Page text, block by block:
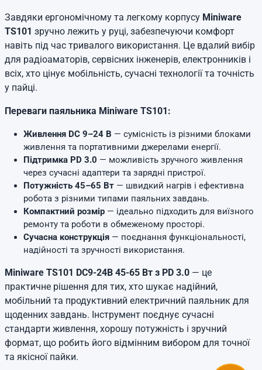
Завдяки ергономічному та легкому корпусу Miniware
TS101 зручно лежить у руці, забезпечуючи комфорт
навіть під час тривалого використання. Це вдалий вибір
для радіоаматорів, сервісних інженерів, електронників і
всіх, хто цінує мобільність, сучасні технології та точність
у пайці.
Переваги паяльника Miniware TS101:
Живлення DC 9–24 В — сумісність із різними блоками
живлення та портативними джерелами енергії.
Підтримка PD 3.0 — можливість зручного живлення
через сучасні адаптери та зарядні пристрої.
Потужність 45–65 Вт — швидкий нагрів і ефективна
робота з різними типами паяльних завдань.
Компактний розмір — ідеально підходить для виїзного
ремонту та роботи в обмеженому просторі.
Сучасна конструкція — поєднання функціональності,
надійності та зручності використання.
Miniware TS101 DC9-24В 45-65 Вт з PD 3.0 — це
практичне рішення для тих, хто шукає надійний,
мобільний та продуктивний електричний паяльник для
щоденних завдань. Інструмент поєднує сучасні
стандарти живлення, хорошу потужність і зручний
формат, що робить його відмінним вибором для точної
та якісної пайки.